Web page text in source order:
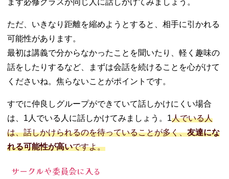
まず必修クラスが同じ人に話しかけてみましょう。
ただ、いきなり距離を縮めようとすると、相手に引かれる
可能性があります。
最初は講義で分からなかったことを聞いたり、軽く趣味の
話をしたりするなど、まずは会話を続けることを心がけて
くださいね。焦らないことがポイントです。
すでに仲良しグループができていて話しかけにくい場合
は、1人でいる人に話しかけてみましょう。1人でいる人
は、話しかけられるのを待っていることが多く、友達にな
れる可能性が高いですよ。
サークルや委員会に入る